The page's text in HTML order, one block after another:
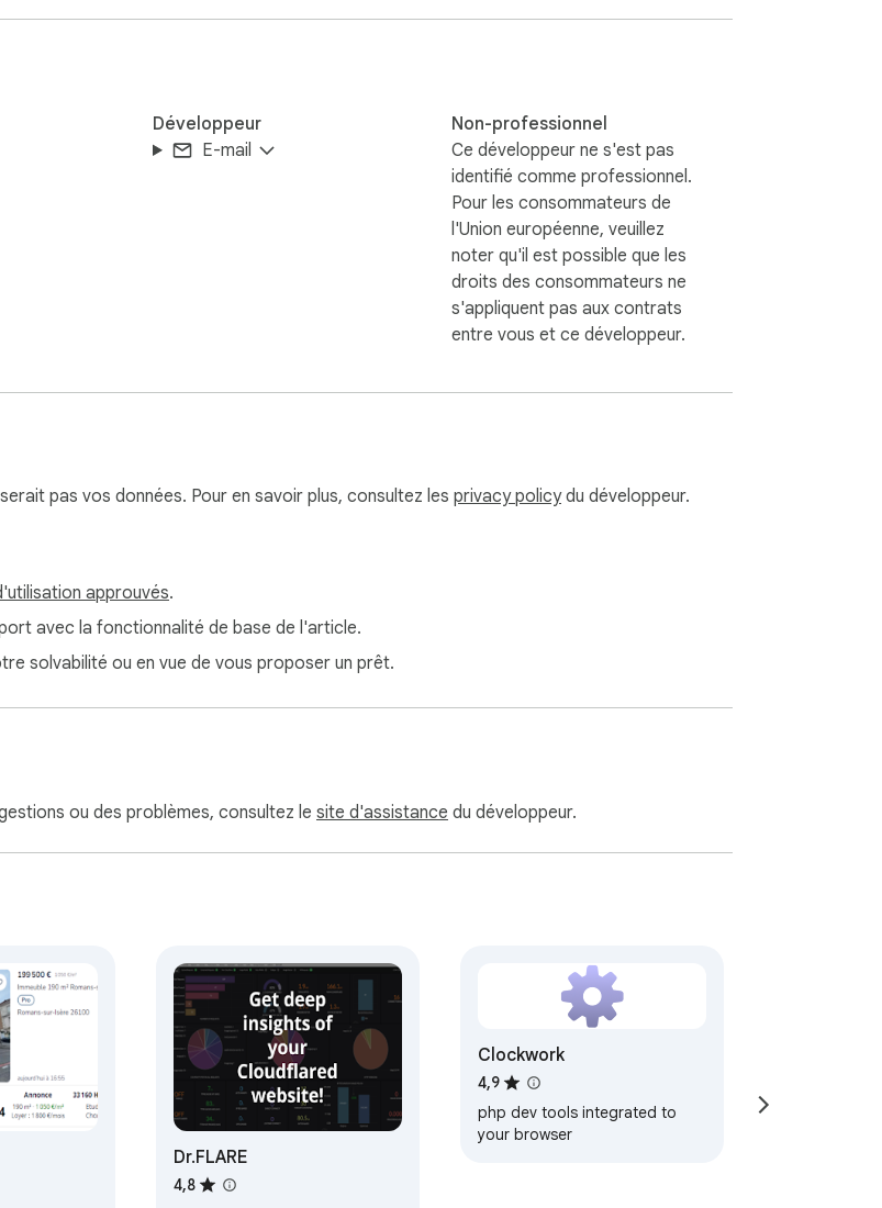
Développeur
E-mail
Non-professionnel
Ce développeur ne s'est pas
identifié comme professionnel.
Pour les consommateurs de
l'Union européenne, veuillez
noter qu'il est possible que les
droits des consommateurs ne
s'appliquent pas aux contrats
entre vous et ce développeur.
pas vos données. Pour en savoir plus, consultez les privacy policydu développeur.
approuvés.
avec la fonctionnalité de base de l'article.
solvabilité ou en vue de vous proposer un prêt.
ou des problèmes, consultez le site d'assistance du développeur.
Dr.FLARE
4,8
Clockwork
4,9
php dev tools integrated to
your browser